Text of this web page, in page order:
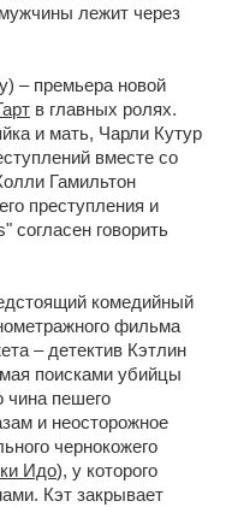
лежит через
– премьера новой
в главных ролях.
и мать, Чарли Кутур
вместе со
Гамильтон
преступления и
говорить
комедийный
фильма
– детектив Кэтлин
поисками убийцы
чина пешего
и неосторожное
чернокожего
Идо), у которого
Кэт закрывает